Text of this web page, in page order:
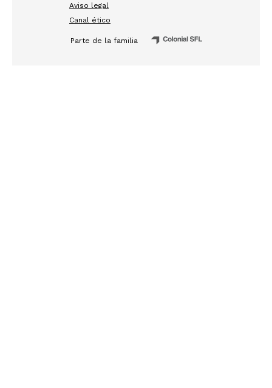
Aviso legal
Canal ético
Parte de la familia